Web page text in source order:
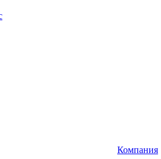
Компания